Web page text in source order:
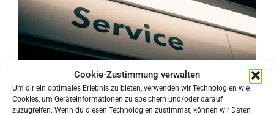
Cookie-Zustimmung verwalten
Um dir ein optimales Erlebnis zu bieten, verwenden wir Technologien wie
Cookies, um Geräteinformationen zu speichern und/oder darauf
zuzugreifen. Wenn du diesen Technologien zustimmst, können wir Daten